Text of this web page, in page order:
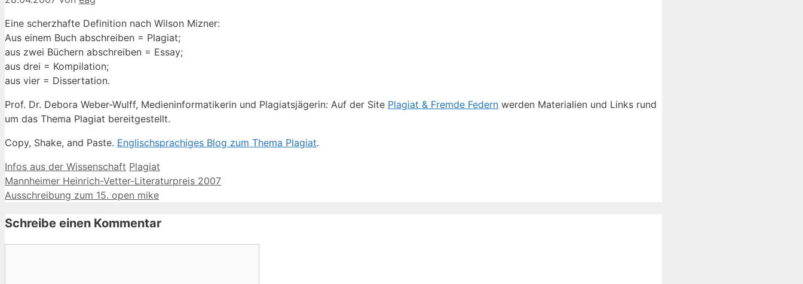
Eine scherzhafte Definition nach Wilson Mizner:
Aus einem Buch abschreiben = Plagiat;
aus zwei Büchern abschreiben = Essay;
aus drei = Kompilation;
aus vier = Dissertation.
Prof. Dr. Debora Weber-Wulff, Medieninformatikerin und Plagiatsjägerin: Auf der Site Plagiat & Fremde Federn werden Materialien und Links rund
um das Thema Plagiat bereitgestellt.
Copy, Shake, and Paste. Englischsprachiges Blog zum Thema Plagiat.
Kategorien
Infos aus der Wissenschaft Schlagwörter
Plagiat
Mannheimer Heinrich-Vetter-Literaturpreis 2007
Ausschreibung zum 15. open mike
Schreibe einen Kommentar